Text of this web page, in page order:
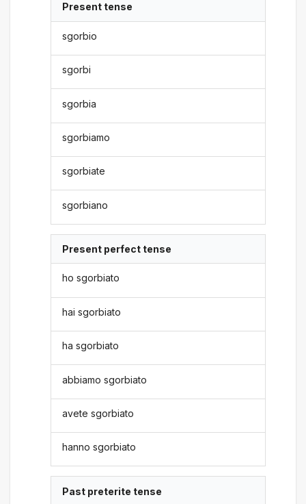
Present tense
sgorbio
sgorbi
sgorbia
sgorbiamo
sgorbiate
sgorbiano
Present perfect tense
ho sgorbiato
hai sgorbiato
ha sgorbiato
abbiamo sgorbiato
avete sgorbiato
hanno sgorbiato
Past preterite tense